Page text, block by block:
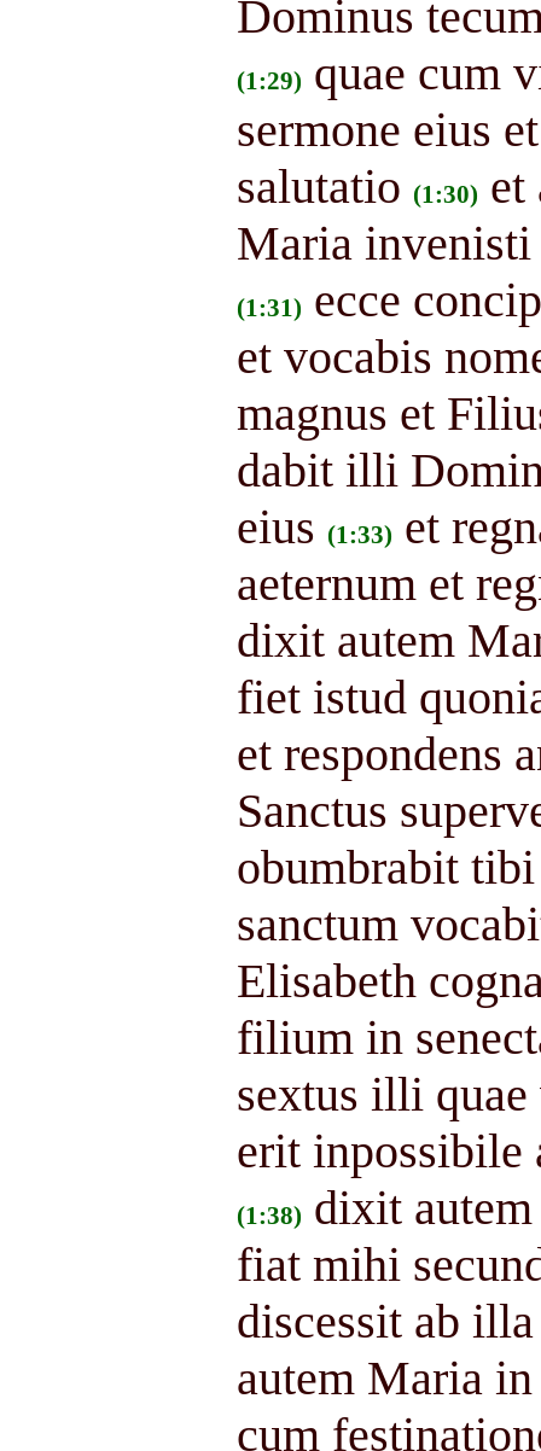
Dominus
(1:29) quae cum
sermone eius
salutatio (1:30) et
Maria invenisti
(1:31) ecce
et vocabis
magnus et
dabit illi
eius (1:33) et
aeternum et
dixit autem
fiet istud
et respondens
Sanctus
obumbrabit
sanctum
Elisabeth
filium in
sextus illi
erit inpossibile
(1:38) dixit
fiat mihi
discessit ab
autem Maria
cum